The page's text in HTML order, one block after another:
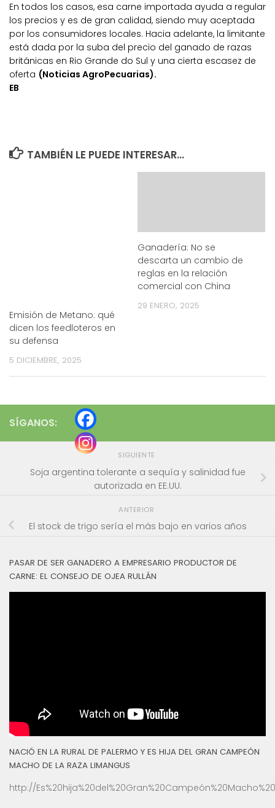
En todos los casos, esa carne importada ayuda a regular
los precios y es de gran calidad, siendo muy aceptada
por los consumidores locales. Hacia adelante, la limitante
está dada por la suba del precio del ganado de razas
británicas en Rio Grande do Sul y una cierta escasez de
oferta (Noticias AgroPecuarias).
EB
TAMBIÉN LE PUEDE INTERESAR...
Emisión de Metano: qué
dicen los feedloteros en
su defensa
5 DICIEMBRE, 2025
Ganadería: No se
descarta un cambio de
reglas en la relación
comercial con China
29 ENERO, 2025
SÍGANOS:
SIGUIENTE
Soja argentina tolerante a sequía y salinidad fue
autorizada en EE.UU.
ANTERIOR
El stock de trigo sería el más bajo en varios años
PASAR DE SER GANADERO A EMPRESARIO PRODUCTOR DE
CARNE: EL CONSEJO DE OJEA RULLÁN
NACIÓ EN LA RURAL DE PALERMO Y ES HIJA DEL GRAN CAMPEÓN
MACHO DE LA RAZA LIMANGUS
http://